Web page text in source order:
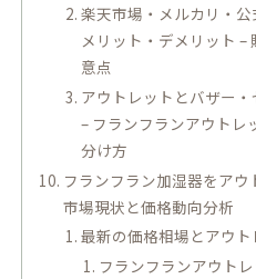
楽天市場・メルカリ・
メリット・デメリット –
意点
アウトレットとバザー
– フランフランアウトレ
分け方
フランフラン加湿器をア
市場現状と価格動向分析
最新の価格相場とアウ
フランフランアウト